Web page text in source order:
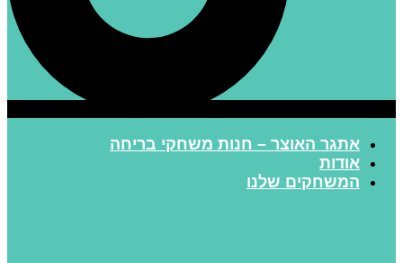
אתגר האוצר – חנות משחקי בריחה
אודות
המשחקים שלנו